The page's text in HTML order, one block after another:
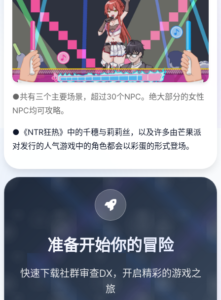
●共有三个主要场景，超过30个NPC。绝大部分的女性
NPC均可攻略。
●《NTR狂热》中的千穗与莉莉丝，以及许多由芒果派
对发行的人气游戏中的角色都会以彩蛋的形式登场。
准备开始你的冒险
快速下载社群审查DX，开启精彩的游戏之
旅